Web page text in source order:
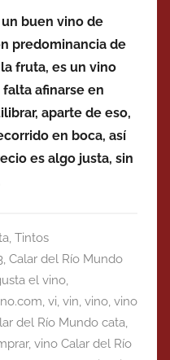
buen vino de
predominancia de
fruta, es un vino
afinarse en
aparte de eso,
en boca, así
es algo justa, sin
, Tintos
, Calar del Río Mundo
el vino,
, vi, vin, vino, vino
del Río Mundo cata,
, vino Calar del Río